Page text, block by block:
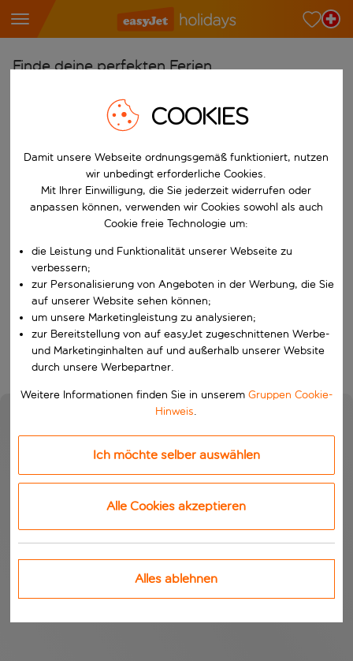
Finde deine perfekten Ferien
Wähle deine Flughäfen
Beginne mit der Eingabe für die automatische
Reiseziele finden
Nach
W&auml;hle ein Ab- und R&uuml;ckflugdatum aus.
Wähle deine Reisedaten
Wann
Wer
Suchen
COOKIES
Damit unsere Webseite ordnungsgemäß funktioniert, nutzen
wir unbedingt erforderliche Cookies.
Mit Ihrer Einwilligung, die Sie jederzeit widerrufen oder
anpassen können, verwenden wir Cookies sowohl als auch
Cookie freie Technologie um:
die Leistung und Funktionalität unserer Webseite zu
verbessern;
zur Personalisierung von Angeboten in der Werbung, die Sie
auf unserer Website sehen können;
um unsere Marketingleistung zu analysieren;
zur Bereitstellung von auf easyJet zugeschnittenen Werbe-
und Marketinginhalten auf und außerhalb unserer Website
durch unsere Werbepartner.
Weitere Informationen finden Sie in unserem Gruppen Cookie-
Hinweis.
Ich möchte selber auswählen
Alle Cookies akzeptieren
Alles ablehnen